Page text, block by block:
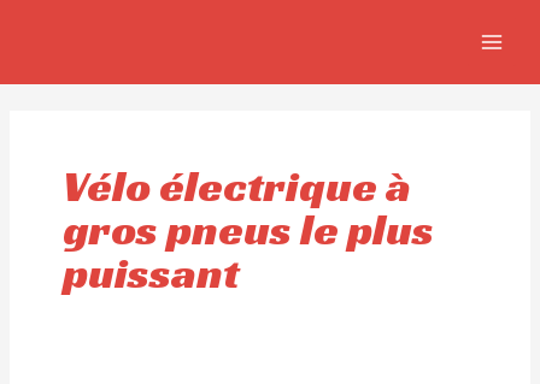
Vélo électrique à
gros pneus le plus
puissant